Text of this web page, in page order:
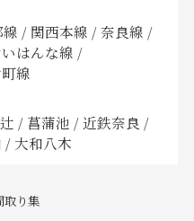
/ 関西本線 / 奈良線 /
はんな線 /
線
/ 菖蒲池 / 近鉄奈良 /
/ 大和八木
取り集